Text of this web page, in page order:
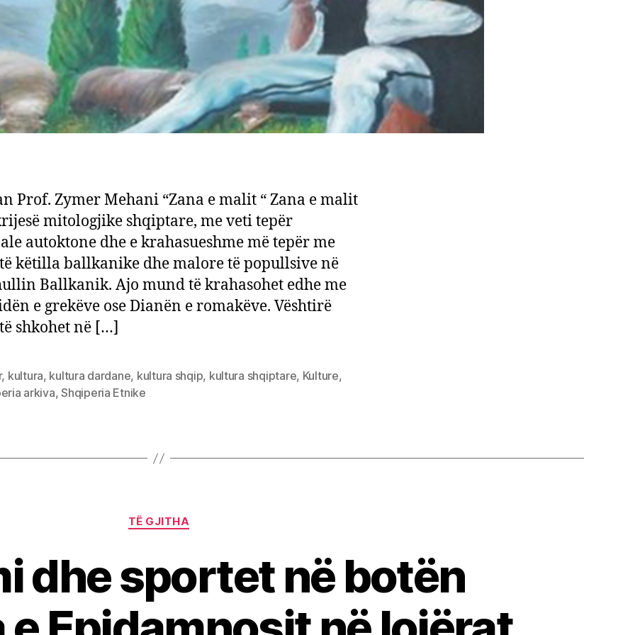
Prof. Zymer Mehani “Zana e malit “ Zana e malit
mitologjike shqiptare, me veti tepër
autoktone dhe e krahasueshme më tepër me
këtilla ballkanike dhe malore të popullsive në
Ballkanik. Ajo mund të krahasohet edhe me
e grekëve ose Dianën e romakëve. Vështirë
shkohet në […]
, kultura, kultura dardane, kultura shqip, kultura shqiptare, Kulture,
arkiva,Shqiperia Etnike
Categories
TË GJITHA
dhe sportet në botën